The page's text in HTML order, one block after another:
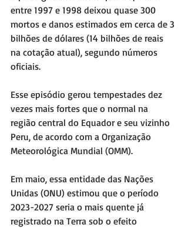
entre 1997 e 1998 deixou quase 300
mortos e danos estimados em cerca de 3
bilhões de dólares (14 bilhões de reais
na cotação atual), segundo números
oficiais.
Esse episódio gerou tempestades dez
vezes mais fortes que o normal na
região central do Equador e seu vizinho
Peru, de acordo com a Organização
Meteorológica Mundial (OMM).
Em maio, essa entidade das Nações
Unidas (ONU) estimou que o período
2023-2027 seria o mais quente já
registrado na Terra sob o efeito